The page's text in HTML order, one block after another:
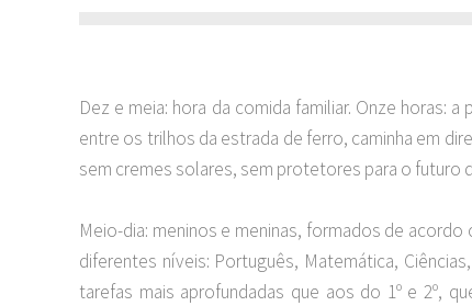
Dez e meia: hora da comida familiar. Onze horas:
entre os trilhos da estrada de ferro, caminha em
sem cremes solares, sem protetores para o futuro
Meio-dia: meninos e meninas, formados de
diferentes níveis: Português, Matemática,
tarefas mais aprofundadas que aos do 1º e 2º,